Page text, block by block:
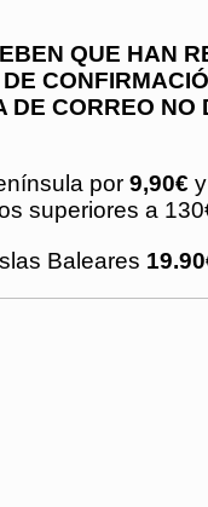
QUE HAN
DE CORREO NO
por 9,90€ y
superiores a
Baleares